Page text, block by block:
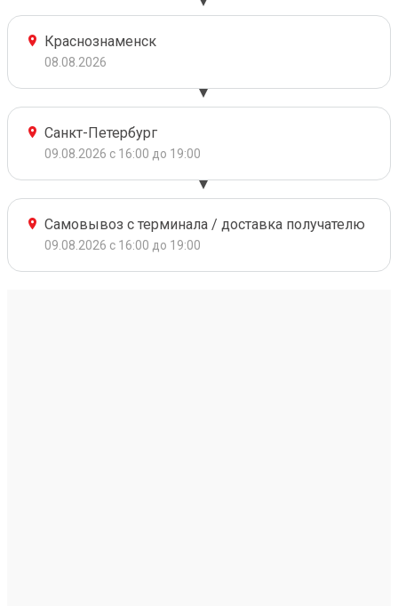
Краснознаменск
08.08.2026
Санкт-Петербург
09.08.2026 с 16:00 до 19:00
Самовывоз с терминала / доставка получателю
09.08.2026 с 16:00 до 19:00